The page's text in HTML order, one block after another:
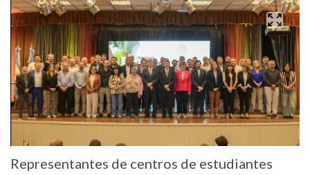
Representantes de centros de estudiantes